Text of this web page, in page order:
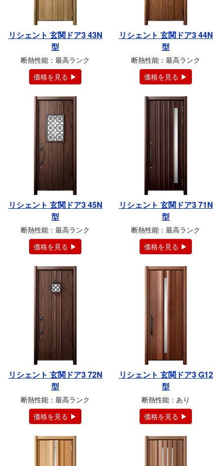
リシェント 玄関ドア3 43N
型
断熱性能：最高ランク
価格を見る ▶
リシェント 玄関ドア3 44N
型
断熱性能：最高ランク
価格を見る ▶
リシェント 玄関ドア3 45N
型
断熱性能：最高ランク
価格を見る ▶
リシェント 玄関ドア3 71N
型
断熱性能：最高ランク
価格を見る ▶
リシェント 玄関ドア3 72N
型
断熱性能：最高ランク
価格を見る ▶
リシェント 玄関ドア3 G12
型
断熱性能：あり
価格を見る ▶